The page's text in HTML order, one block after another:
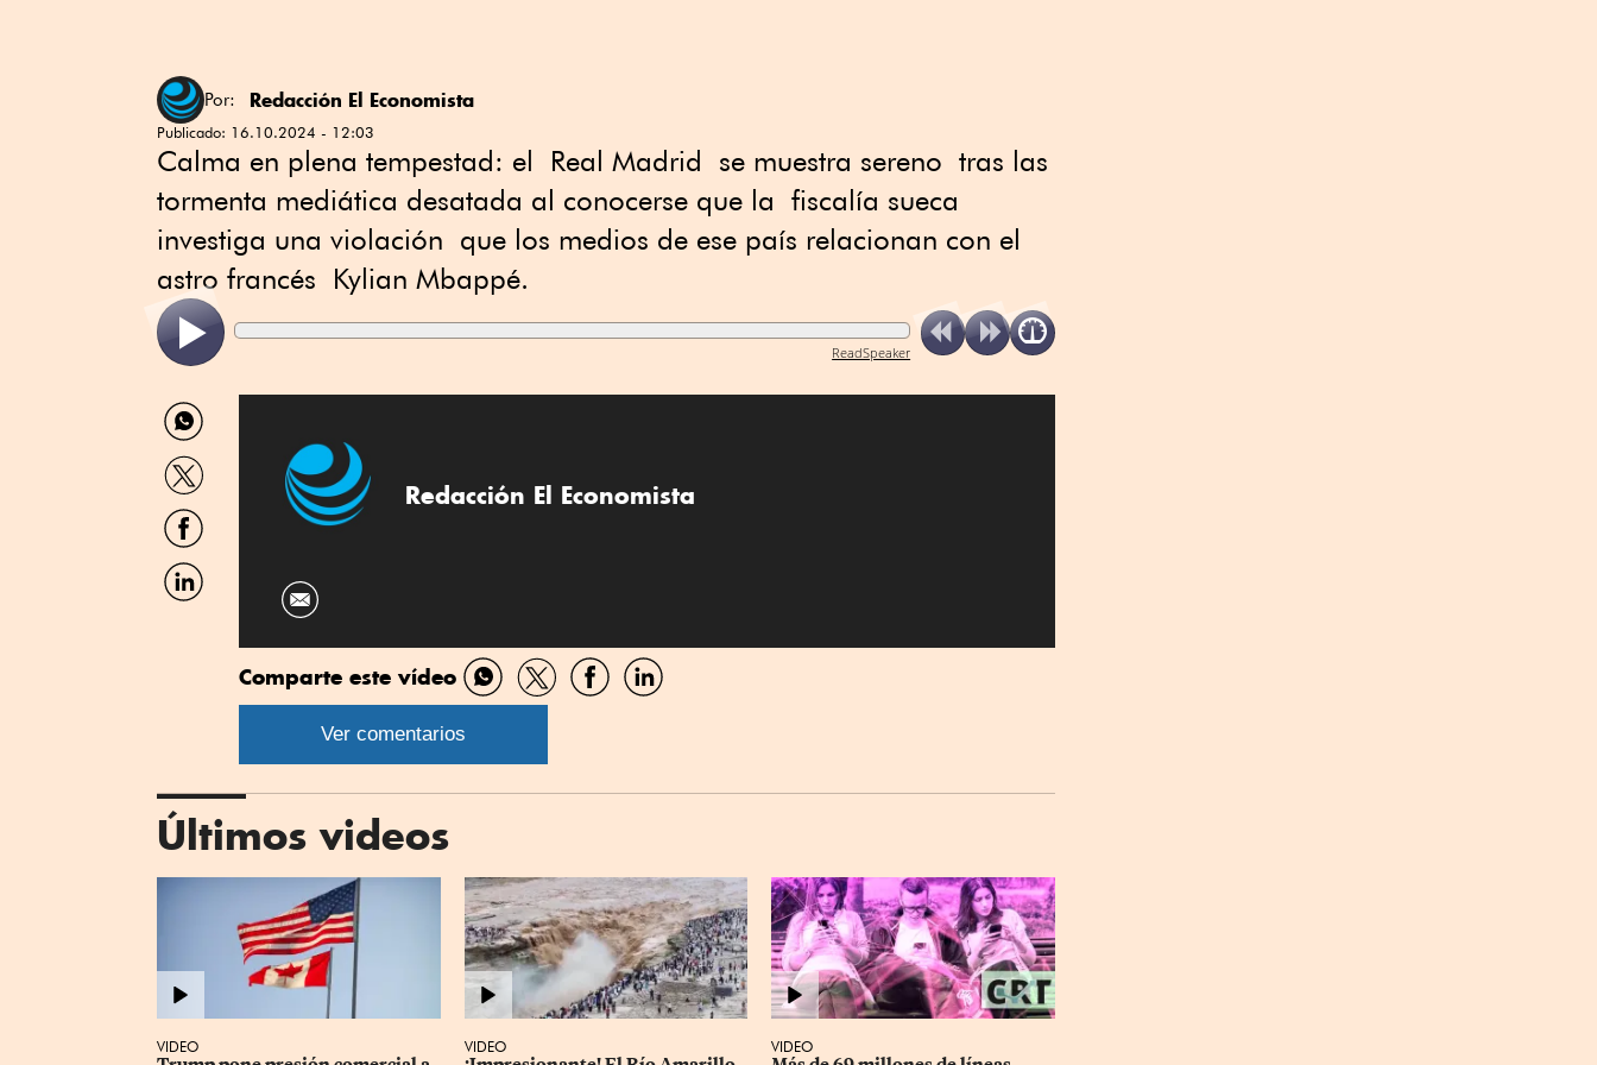
Por: Redacción El Economista
Publicado: 16.10.2024 - 12:03
Calma en plena tempestad: el Real Madrid se muestra sereno tras las
tormenta mediática desatada al conocerse que la fiscalía sueca
investiga una violación que los medios de ese país relacionan con el
astro francés Kylian Mbappé.
ReadSpeaker
Compartir
por
WhatsApp
Compartir
por
Twitter
Compartir
por
Facebook
Compartir
por
Redacción El Economista
Comparte este vídeo
Compartir
por
Compartir
por
CompartirCompartir
Ver comentarios
Últimos videos
VIDEO VIDEO VIDEO